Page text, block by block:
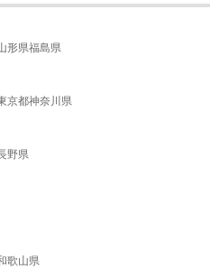
形県福島県
京都神奈川県
野県
歌山県